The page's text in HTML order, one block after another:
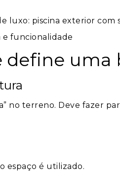
luxo: piscina exterior
funcionalidade
define uma
no terreno. Deve fazer
espaço é utilizado.